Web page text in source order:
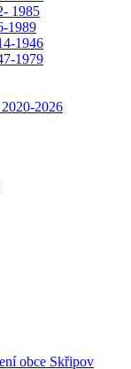
1985
1989
1946
1979
2026
obce Skřipov